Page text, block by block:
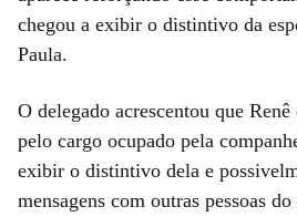
chegou a exibir o distintivo da
Paula.
O delegado acrescentou que
pelo cargo ocupado pela
exibir o distintivo dela e
mensagens com outras pessoas